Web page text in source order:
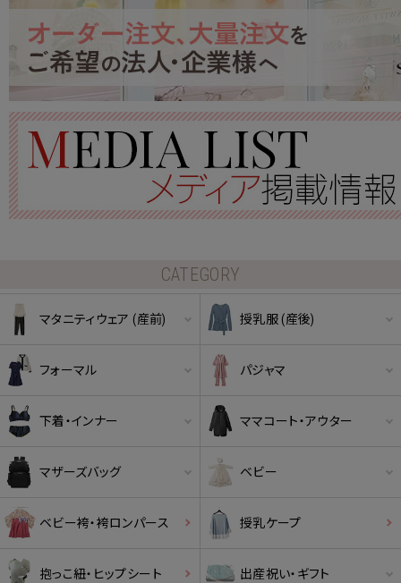
CATEGORY
マタニティウェア (産前) 授乳服 (産後)
フォーマル パジャマ
下着・インナー ママコート・アウター
マザーズバッグ ベビー
ベビー袴・袴ロンパース 授乳ケープ
抱っこ紐・ヒップシート 出産祝い・ギフト